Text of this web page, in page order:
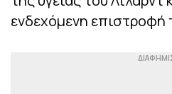
ενδεχόμενη επιστροφή